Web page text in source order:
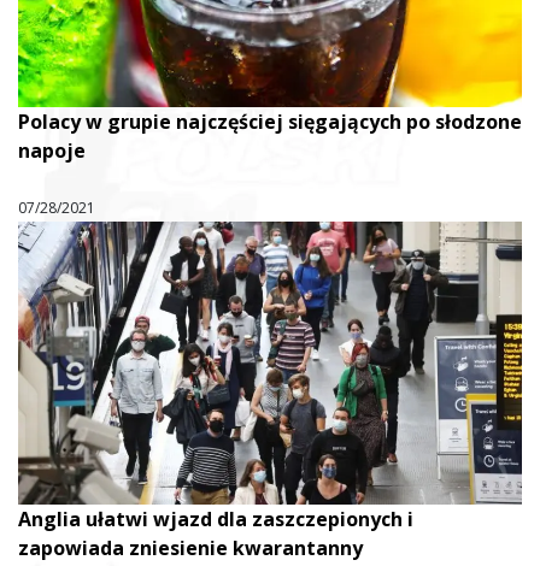
Polacy w grupie najczęściej sięgających po słodzone
napoje
07/28/2021
Anglia ułatwi wjazd dla zaszczepionych i
zapowiada zniesienie kwarantanny